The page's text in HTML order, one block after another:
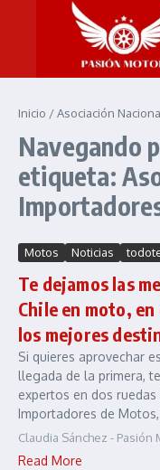
Saltar al contenido
Inicio /Asociación
Navegando
etiqueta:
Motos Noticias
Te dejamos las
Chile en moto,
los mejores
Si quieres aprovechar
llegada de la primera,
expertos en dos
Importadores de
Claudia Sánchez - Pasión
Read More